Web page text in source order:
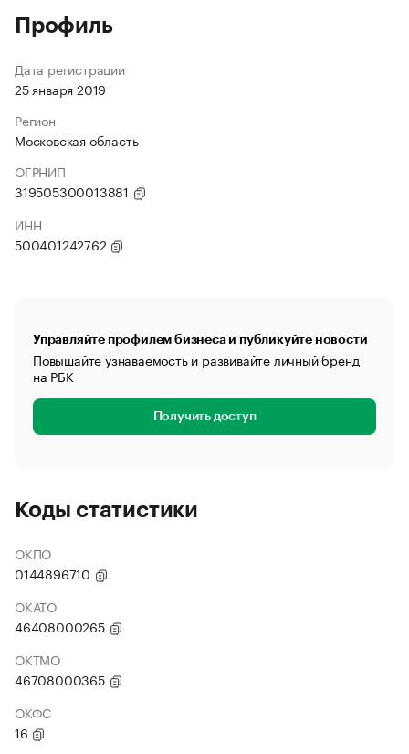
Профиль
Дата регистрации
25 января 2019
Регион
Московская область
ОГРНИП
319505300013881
ИНН
500401242762
Управляйте профилем бизнеса и публикуйте новости
Повышайте узнаваемость и развивайте личный бренд
на РБК
Получить доступ
Коды статистики
ОКПО
0144896710
ОКАТО
46408000265
ОКТМО
46708000365
ОКФС
16